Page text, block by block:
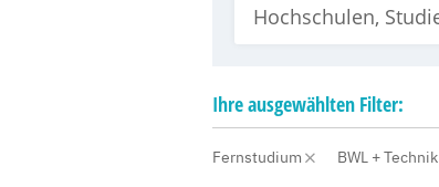
Ihreausgewählten Filter:
Fernstudium BWL + Technik